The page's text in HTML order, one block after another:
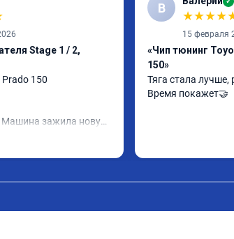
Stage 1 / 2,
150
Машина зажила новую
стала лучше
газа и тянуть с
В
★★★★
15 февраля
«Чип тюнинг
150»
Тяга стала лучше,
Время покажет🤝